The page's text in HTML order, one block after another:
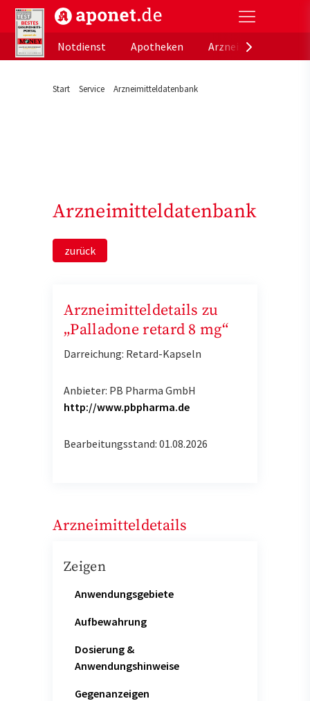
aponet.de - Das offizielle Gesundheitsportal der
Notdienst
Apotheken
Start Service Arzneimitteldatenbank
Arzneimitteldatenbank
zurück
Arzneimitteldetails zu
„Palladone retard 8 mg“
Darreichung: Retard-Kapseln
Anbieter: PB Pharma GmbH
http://www.pbpharma.de
Bearbeitungsstand: 01.08.2026
Arzneimitteldetails
Zeigen
Anwendungsgebiete
Aufbewahrung
Dosierung &
Anwendungshinweise
Gegenanzeigen